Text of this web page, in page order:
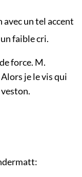
un tel accent
faible cri.
force. M.
je le vis qui